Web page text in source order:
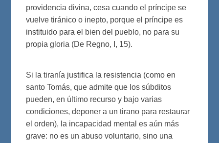
providencia divina, cesa cuando el príncipe se
vuelve tiránico o inepto, porque el príncipe es
instituido para el bien del pueblo, no para su
propia gloria (De Regno, I, 15).
Si la tiranía justifica la resistencia (como en
santo Tomás, que admite que los súbditos
pueden, en último recurso y bajo varias
condiciones, deponer a un tirano para restaurar
el orden), la incapacidad mental es aún más
grave: no es un abuso voluntario, sino una